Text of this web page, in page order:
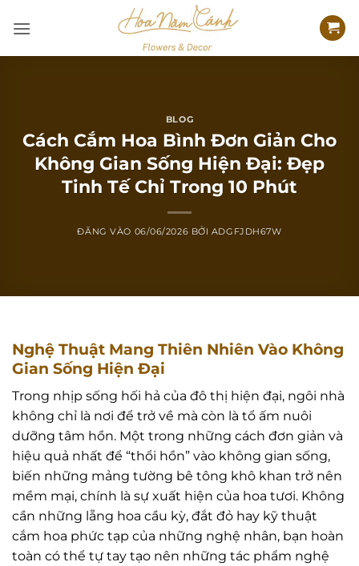
qua
BLOG
Cách Cắm Hoa Bình Đơn Giản Cho
Không Gian Sống Hiện Đại: Đẹp
Tinh Tế Chỉ Trong 10 Phút
ĐĂNG VÀO 06/06/2026 BỞI ADGFJDH67W
Nghệ Thuật Mang Thiên Nhiên Vào Không
Gian Sống Hiện Đại
Trong nhịp sống hối hả của đô thị hiện đại, ngôi nhà
không chỉ là nơi để trở về mà còn là tổ ấm nuôi
dưỡng tâm hồn. Một trong những cách đơn giản và
hiệu quả nhất để “thổi hồn” vào không gian sống,
biến những mảng tường bê tông khô khan trở nên
mềm mại, chính là sự xuất hiện của hoa tươi. Không
cần những lẵng hoa cầu kỳ, đắt đỏ hay kỹ thuật
cắm hoa phức tạp của những nghệ nhân, bạn hoàn
toàn có thể tự tay tạo nên những tác phẩm nghệ